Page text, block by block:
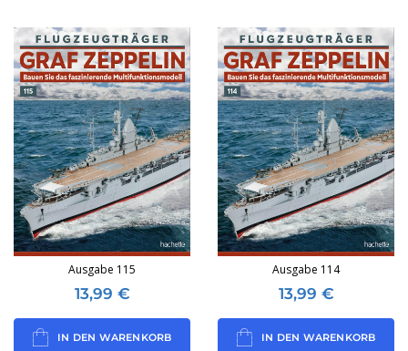
Ausgabe 115
13,99 €
IN DEN WARENKORB
Ausgabe 114
13,99 €
IN DEN WARENKORB